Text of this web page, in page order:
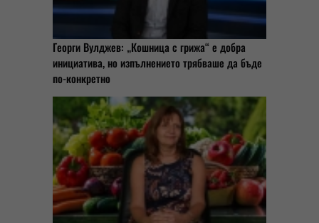
Георги Вулджев: „Кошница с грижа“ е добра
инициатива, но изпълнението трябваше да бъде
по-конкретно